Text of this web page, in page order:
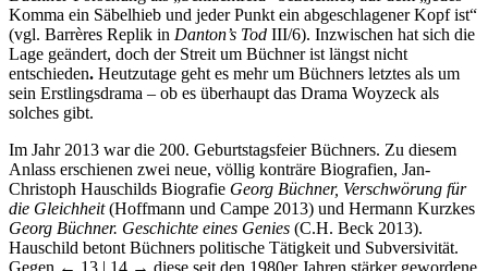
Komma ein Säbelhieb und jeder Punkt ein abgeschlagener Kopf ist“
(vgl. Barrères Replik in Danton’s Tod III/6). Inzwischen hat sich die
Lage geändert, doch der Streit um Büchner ist längst nicht
entschieden. Heutzutage geht es mehr um Büchners letztes als um
sein Erstlingsdrama – ob es überhaupt das Drama Woyzeck als
solches gibt.
Im Jahr 2013 war die 200. Geburtstagsfeier Büchners. Zu diesem
Anlass erschienen zwei neue, völlig konträre Biografien, Jan-
Christoph Hauschilds Biografie Georg Büchner, Verschwörung für
die Gleichheit(Hoffmann und Campe 2013) und Hermann Kurzkes
Georg Büchner. Geschichte eines Genies (C.H. Beck 2013).
Hauschild betont Büchners politische Tätigkeit und Subversivität.
Gegen ← 13 | 14 → diese seit den 1980er Jahren stärker gewordene